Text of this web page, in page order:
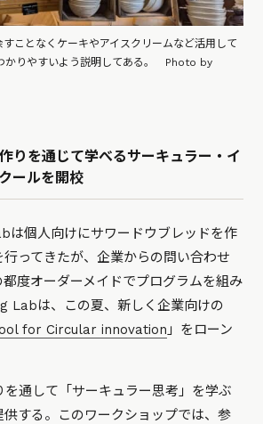
すことなくケーキやアイスクリームなど活用して
かりやすいよう説明してある。 Photo by
りを通じて学べるサーキュラー・イ
ールを開校
は個人向けにサワードウブレッドを作
ってきたが、企業からの問い合わせ
度オーダーメイドでプログラムを組み
Labは、この夏、新しく企業向けの
for Circular innovation 」をローン
通して「サーキュラー思考」を学ぶ
供する。このワークショップでは、参